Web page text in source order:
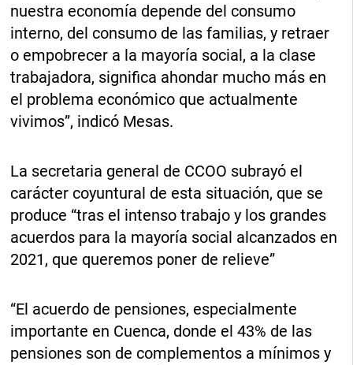
nuestra economía depende del consumo
interno, del consumo de las familias, y retraer
o empobrecer a la mayoría social, a la clase
trabajadora, significa ahondar mucho más en
el problema económico que actualmente
vivimos”, indicó Mesas.
La secretaria general de CCOO subrayó el
carácter coyuntural de esta situación, que se
produce “tras el intenso trabajo y los grandes
acuerdos para la mayoría social alcanzados en
2021, que queremos poner de relieve”
“El acuerdo de pensiones, especialmente
importante en Cuenca, donde el 43% de las
pensiones son de complementos a mínimos y